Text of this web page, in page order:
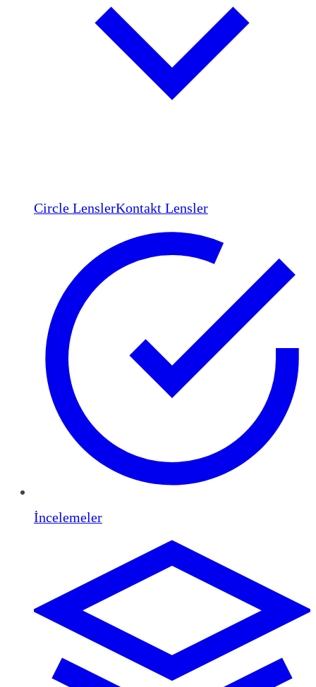
Circle LenslerKontakt Lensler
İncelemeler